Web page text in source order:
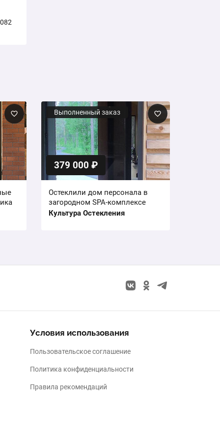
Выполненный заказ
379 000 ₽
Остеклили дом персонала в
загородном SPA-комплексе
Культура Остекления
Условия использования
Пользовательское соглашение
Политика конфиденциальности
Правила рекомендаций